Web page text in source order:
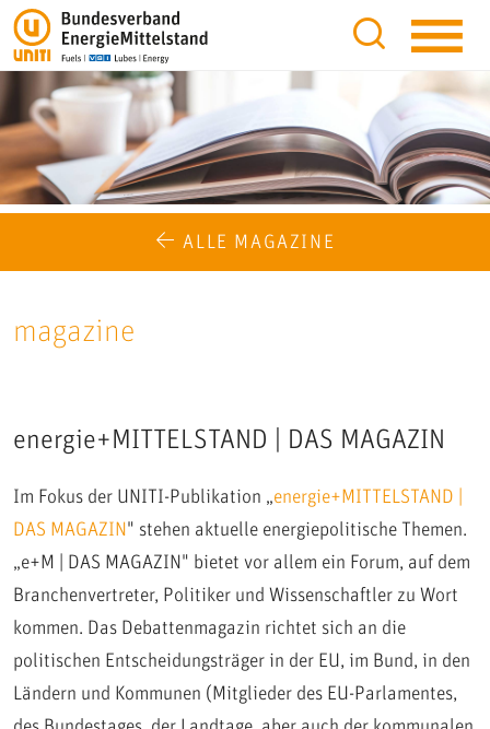
ALLE MAGAZINE
magazine
energie+MITTELSTAND | DAS MAGAZIN
Im Fokus der UNITI-Publikation „energie+MITTELSTAND |
DAS MAGAZIN" stehen aktuelle energiepolitische Themen.
„e+M | DAS MAGAZIN" bietet vor allem ein Forum, auf dem
Branchenvertreter, Politiker und Wissenschaftler zu Wort
kommen. Das Debattenmagazin richtet sich an die
politischen Entscheidungsträger in der EU, im Bund, in den
Ländern und Kommunen (Mitglieder des EU-Parlamentes,